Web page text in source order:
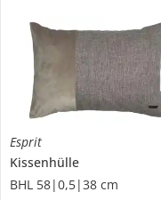
Esprit
Kissenhülle
BHL 58|0,5|38 cm